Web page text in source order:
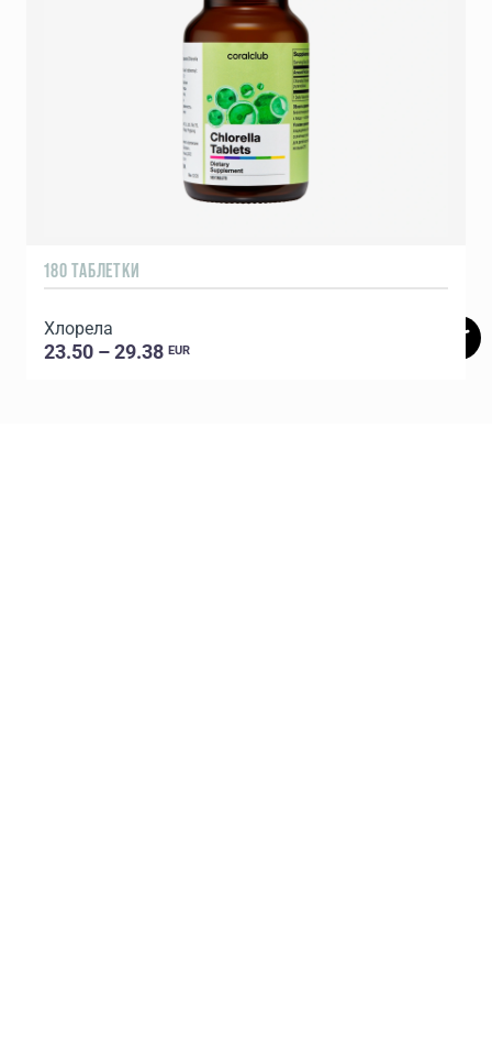
180 ТАБЛЕТКИ
Хлорела
23.50 – 29.38 EUR